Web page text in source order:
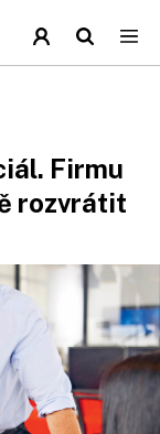
Firmu
rozvrátit